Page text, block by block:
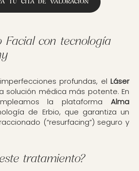
TU CITA DE VALORACIÓN
Facial con tecnología
profundas, el Láser
solución médica más potente. En
la plataforma Alma
de Erbio, que garantiza un
(“resurfacing”) seguro y
tratamiento?